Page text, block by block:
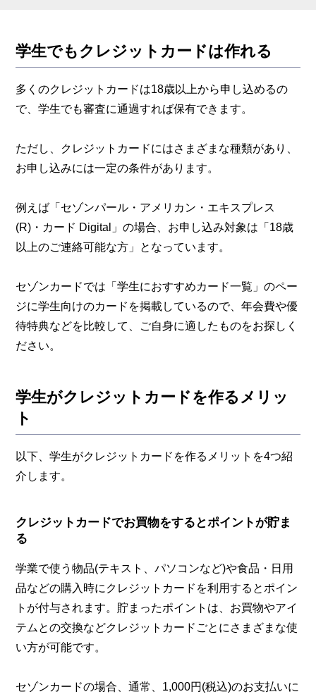
学生でもクレジットカードは作れる
多くのクレジットカードは18歳以上から申し込めるの
で、学生でも審査に通過すれば保有できます。
ただし、クレジットカードにはさまざまな種類があり、
お申し込みには一定の条件があります。
例えば「セゾンパール・アメリカン・エキスプレス
(R)・カード Digital」の場合、お申し込み対象は「18歳
以上のご連絡可能な方」となっています。
セゾンカードでは「学生におすすめカード一覧」のペー
ジに学生向けのカードを掲載しているので、年会費や優
待特典などを比較して、ご自身に適したものをお探しく
ださい。
学生がクレジットカードを作るメリッ
ト
以下、学生がクレジットカードを作るメリットを4つ紹
介します。
クレジットカードでお買物をするとポイントが貯ま
る
学業で使う物品(テキスト、パソコンなど)や食品・日用
品などの購入時にクレジットカードを利用するとポイン
トが付与されます。貯まったポイントは、お買物やアイ
テムとの交換などクレジットカードごとにさまざまな使
い方が可能です。
セゾンカードの場合、通常、1,000円(税込)のお支払いに